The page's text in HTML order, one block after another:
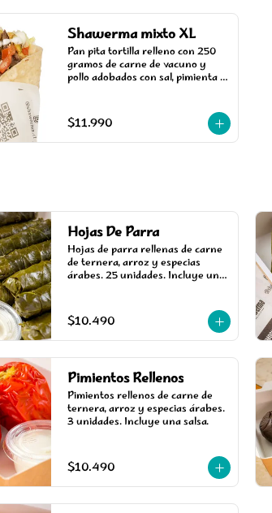
Shawerma mixto XL
Pan pita tortilla relleno con 250
gramos de carne de vacuno y
pollo adobados con sal, pimienta y
acompañada de salsa, tomate,
cebolla árabe y lechuga.
$11.990
Hojas De Parra
Hojas de parra rellenas de carne
de ternera, arroz y especias
árabes. 25 unidades. Incluye una
$10.490
Pimientos Rellenos
Pimientos rellenos de carne de
ternera, arroz y especias árabes.
3 unidades. Incluye una salsa.
$10.490